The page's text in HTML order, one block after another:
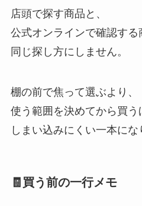
店頭で探す商品と、
公式オンラインで確認する
同じ探し方にしません。
棚の前で焦って選ぶより、
使う範囲を決めてから買う
しまい込みにくい一本にな
🧾買う前の一行メモ